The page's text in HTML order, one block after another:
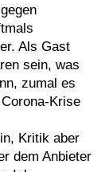
Als Gast
sein, was
zumal es
Krise
Kritik aber
dem Anbieter